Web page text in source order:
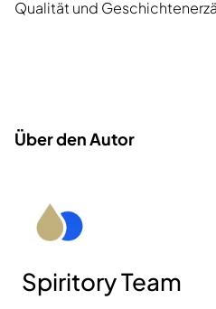
Qualität und
Über den Autor
Spiritory Team